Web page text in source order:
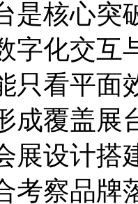
是核心突
字化交互
只看平面
成覆盖展
展设计搭
考察品牌